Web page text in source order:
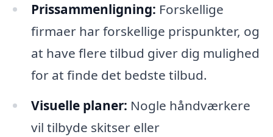
Prissammenligning: Forskellige
firmaer har forskellige prispunkter, og
at have flere tilbud giver dig mulighed
for at finde det bedste tilbud.
Visuelle planer: Nogle håndværkere
vil tilbyde skitser eller